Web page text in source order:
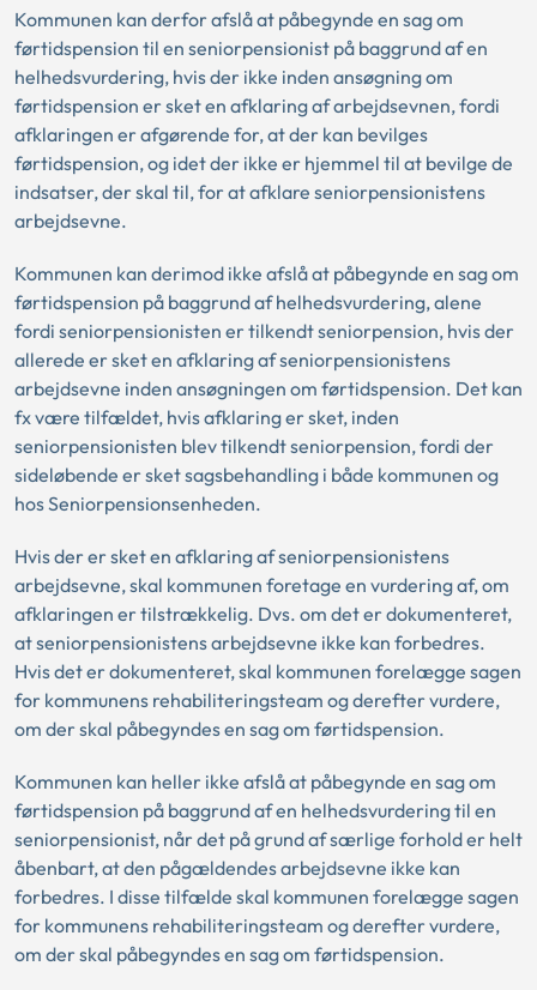
Kommunen kan derfor afslå at påbegynde en sag om
førtidspension til en seniorpensionist på baggrund af en
helhedsvurdering, hvis der ikke inden ansøgning om
førtidspension er sket en afklaring af arbejdsevnen, fordi
afklaringen er afgørende for, at der kan bevilges
førtidspension, og idet der ikke er hjemmel til at bevilge de
indsatser, der skal til, for at afklare seniorpensionistens
arbejdsevne.
Kommunen kan derimod ikke afslå at påbegynde en sag om
førtidspension på baggrund af helhedsvurdering, alene
fordi seniorpensionisten er tilkendt seniorpension, hvis der
allerede er sket en afklaring af seniorpensionistens
arbejdsevne inden ansøgningen om førtidspension. Det kan
fx være tilfældet, hvis afklaring er sket, inden
seniorpensionisten blev tilkendt seniorpension, fordi der
sideløbende er sket sagsbehandling i både kommunen og
hos Seniorpensionsenheden.
Hvis der er sket en afklaring af seniorpensionistens
arbejdsevne, skal kommunen foretage en vurdering af, om
afklaringen er tilstrækkelig. Dvs. om det er dokumenteret,
at seniorpensionistens arbejdsevne ikke kan forbedres.
Hvis det er dokumenteret, skal kommunen forelægge sagen
for kommunens rehabiliteringsteam og derefter vurdere,
om der skal påbegyndes en sag om førtidspension.
Kommunen kan heller ikke afslå at påbegynde en sag om
førtidspension på baggrund af en helhedsvurdering til en
seniorpensionist, når det på grund af særlige forhold er helt
åbenbart, at den pågældendes arbejdsevne ikke kan
forbedres. I disse tilfælde skal kommunen forelægge sagen
for kommunens rehabiliteringsteam og derefter vurdere,
om der skal påbegyndes en sag om førtidspension.